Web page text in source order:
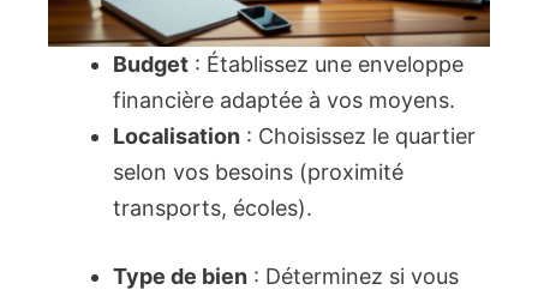
Budget : Établissez une enveloppe
financière adaptée à vos moyens.
Localisation : Choisissez le quartier
selon vos besoins (proximité
transports, écoles).
Type de bien : Déterminez si vous